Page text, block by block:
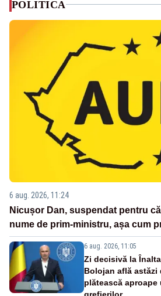
POLITICA
6 aug. 2026, 11:24
Nicușor Dan, suspendat pentru
nume de prim-ministru, așa cum
6 aug. 2026, 11:05
Zi decisivă la
Bolojan află astăzi
plătească aproape